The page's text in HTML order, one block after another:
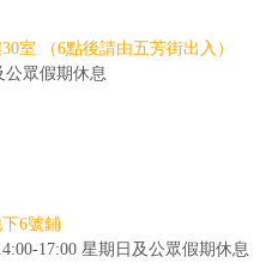
室 （6點後請由五芳街出入）
公眾假期休息
6號鋪
17:00 星期日及公眾假期休息